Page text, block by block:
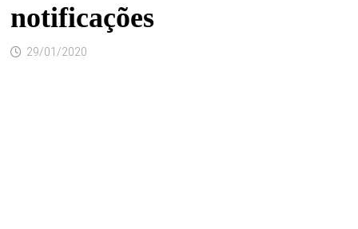
notificações
29/01/2020